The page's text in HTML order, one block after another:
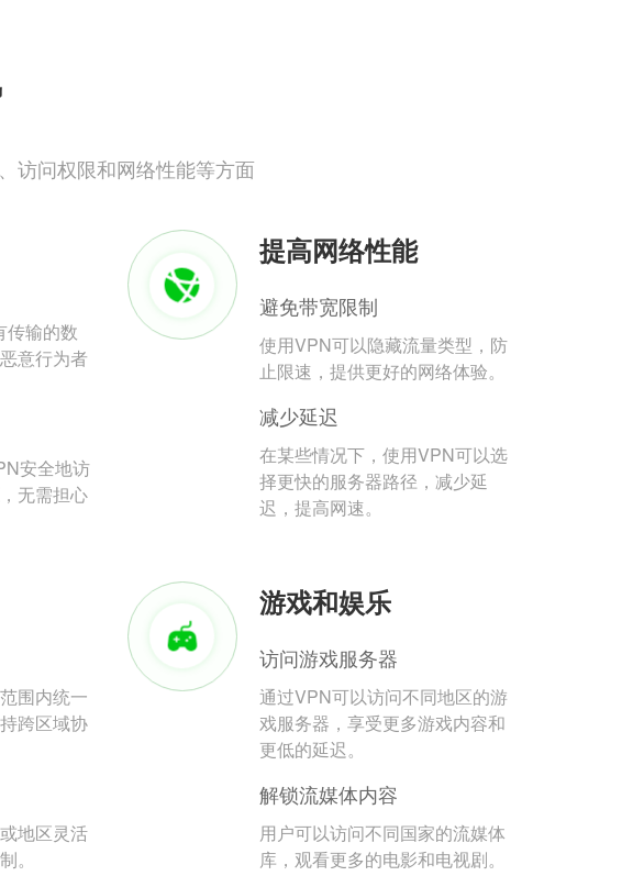
访问权限和网络性能等方面
传输的数
意行为者
安全地访
无需担心
提高网络性能
避免带宽限制
使用VPN可以隐藏流量类型，防
止限速，提供更好的网络体验。
减少延迟
在某些情况下，使用VPN可以选
择更快的服务器路径，减少延
迟，提高网速。
围内统一
跨区域协
地区灵活
。
游戏和娱乐
访问游戏服务器
通过VPN可以访问不同地区的游
戏服务器，享受更多游戏内容和
更低的延迟。
解锁流媒体内容
用户可以访问不同国家的流媒体
库，观看更多的电影和电视剧。